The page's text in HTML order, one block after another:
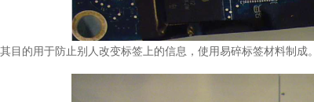
目的用于防止别人改变标签上的信息，使用易碎标签材料制成。